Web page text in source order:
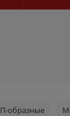
П-образные